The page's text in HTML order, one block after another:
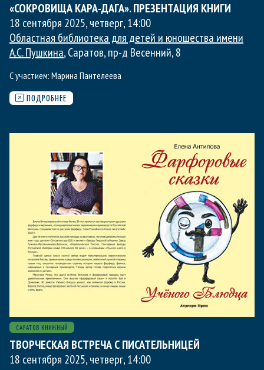
«СОКРОВИЩА КАРА-ДАГА». ПРЕЗЕНТАЦИЯ КНИГИ
18 сентября 2025, четверг,14:00
Областная библиотека для детей и юношества имени
А.С. Пушкина, Саратов, пр-д Весенний, 8
С участием: Марина Пантелеева
ПОДРОБНЕЕ
САРАТОВ КНИЖНЫЙ
ТВОРЧЕСКАЯ ВСТРЕЧА С ПИСАТЕЛЬНИЦЕЙ
18 сентября 2025, четверг,14:00